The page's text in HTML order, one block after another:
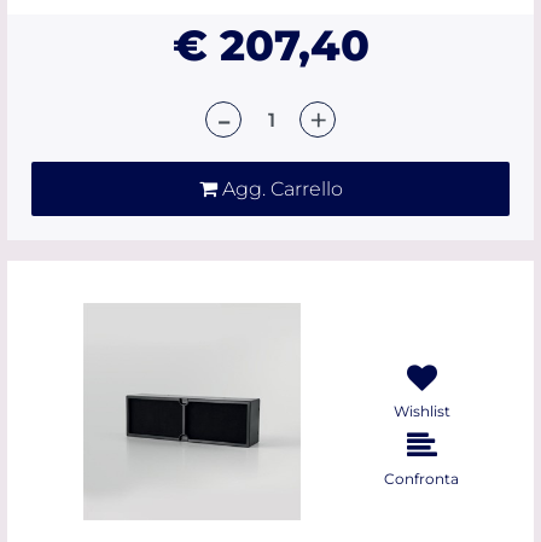
€ 207,40
Agg. Carrello
Wishlist
Confronta